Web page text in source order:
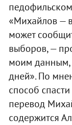
«Михайлов —
может
выборов, —
моим данным,
дней». По
способ
перевод
содержится